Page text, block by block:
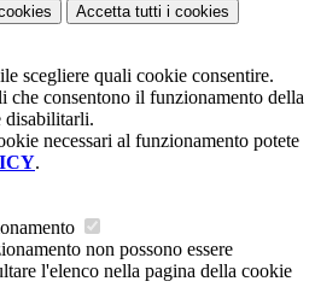
Accetta tutti i cookies
scegliere quali cookie consentire.
che consentono il funzionamento della
disabilitarli.
necessari al funzionamento potete
.
non possono essere
l'elenco nella pagina della cookie